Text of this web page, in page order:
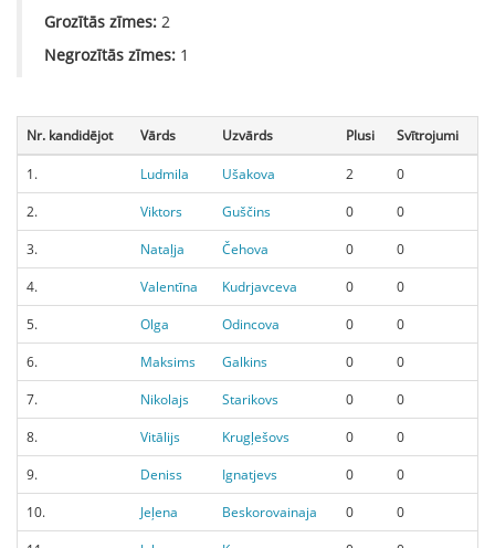
Grozītās zīmes: 2
Negrozītās zīmes: 1
Nr. kandidējot Vārds Uzvārds Plusi Svītrojumi
1. Ludmila Ušakova 2
0
2.
Viktors Guščins 0
0
3.
Nataļja Čehova 0
0
4.
Valentīna Kudrjavceva 0
0
5.
Olga Odincova 0
0
6.
Maksims Galkins 0
0
7.
Nikolajs Starikovs 0
0
8.
Vitālijs Krugļešovs 0
0
9.
Deniss Ignatjevs 0
0
10.
Jeļena Beskorovainaja 0
0